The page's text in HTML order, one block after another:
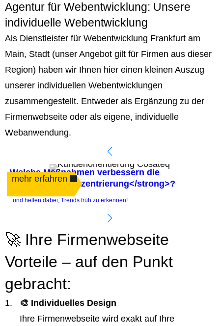
Agentur für Webentwicklung: Unsere
individuelle Webentwicklung
Als Dienstleister für Webentwicklung Frankfurt am
Main, Stadt (unser Angebot gilt für Firmen aus dieser
Region) haben wir Ihnen hier einen kleinen Auszug
unserer individuellen Webentwicklungen
zusammengestellt. Entweder als Ergänzung zu der
Firmenwebseite oder als eigene, individuelle
Webanwendung.
Welche Maßnahmen verbessern die
<strong>Kundenzentrierung</strong>?
mehr erfahren
... und helfen dabei, Trends früh zu erkennen!
🚀 Ihre Firmenwebseite
Vorteile – auf den Punkt
gebracht:
🎨 Individuelles Design
Ihre Firmenwebseite wird exakt auf Ihre